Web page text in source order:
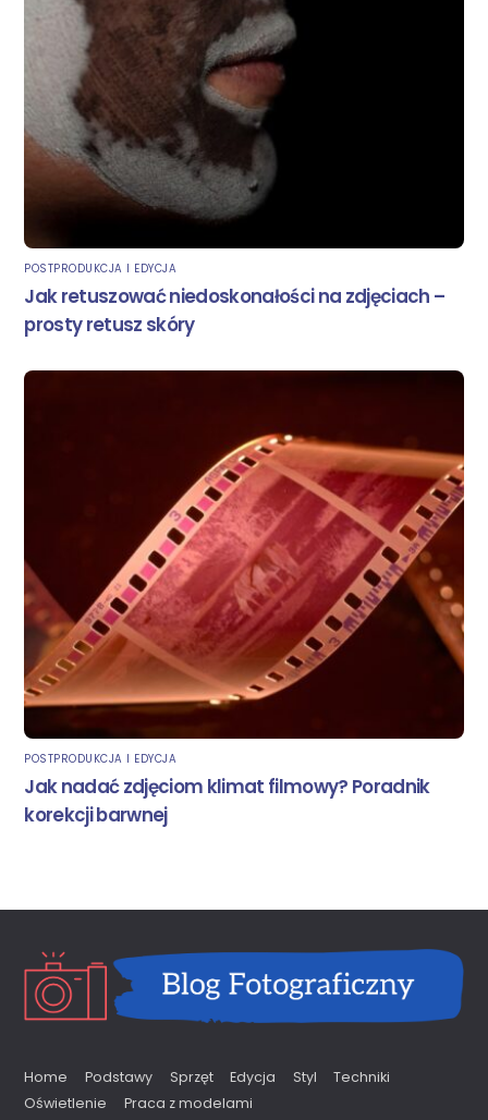
POSTPRODUKCJA I EDYCJA
Jak retuszować niedoskonałości na zdjęciach –
prosty retusz skóry
POSTPRODUKCJA I EDYCJA
Jak nadać zdjęciom klimat filmowy? Poradnik
korekcji barwnej
Home Podstawy Sprzęt Edycja Styl
Techniki
Oświetlenie
Praca z modelami